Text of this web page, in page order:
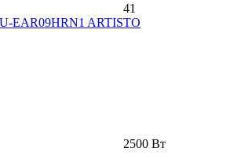
41
EAR09HRN1 ARTISTO
2500 Вт